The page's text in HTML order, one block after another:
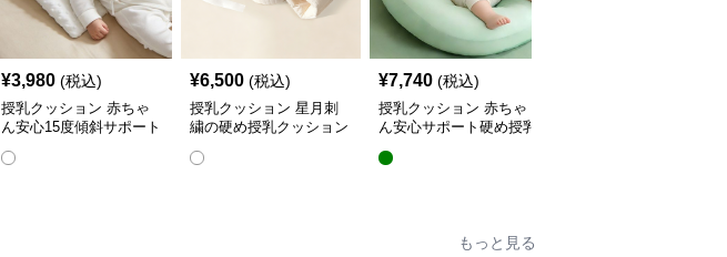
¥3,980 (税込)
授乳クッション 赤ちゃ
ん安心15度傾斜サポート
¥6,500 (税込)
授乳クッション 星月刺
繍の硬め授乳クッション
¥7,740 (税込)
授乳クッション 赤ちゃ
ん安心サポート硬め授乳
もっと見る